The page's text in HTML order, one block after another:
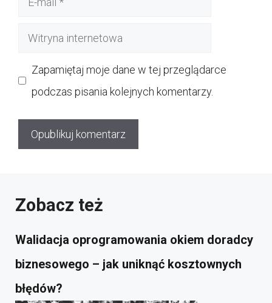
Witryna
Zapamiętaj moje dane w tej przeglądarce
podczas pisania kolejnych komentarzy.
Zobacz też
Walidacja oprogramowania okiem doradcy
biznesowego – jak uniknąć kosztownych
błędów?